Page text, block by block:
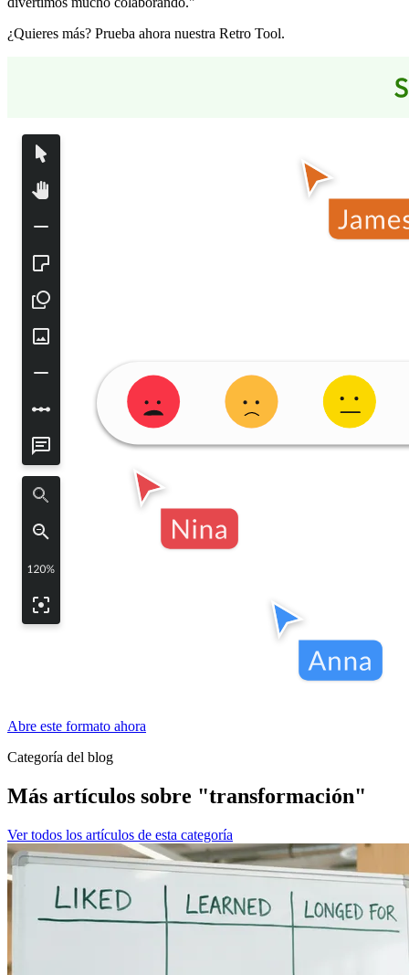
¿Quieres más? Prueba ahora nuestra Retro Tool.
Abre este formato ahora
Categoría del blog
Más artículos sobre "transformación"
Ver todos los artículos de esta categoría